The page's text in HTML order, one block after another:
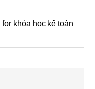
khóa học kế toán